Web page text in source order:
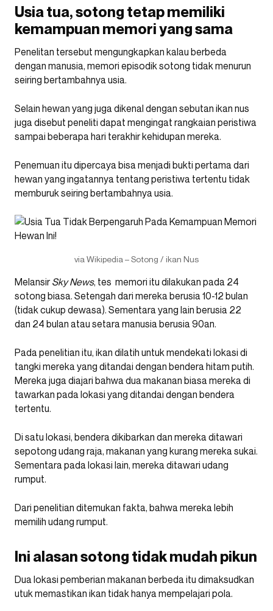
Usia tua, sotong tetap memiliki
kemampuan memori yang sama
Penelitan tersebut mengungkapkan kalau berbeda
dengan manusia, memori episodik sotong tidak menurun
seiring bertambahnya usia.
Selain hewan yang juga dikenal dengan sebutan ikan nus
juga disebut peneliti dapat mengingat rangkaian peristiwa
sampai beberapa hari terakhir kehidupan mereka.
Penemuan itu dipercaya bisa menjadi bukti pertama dari
hewan yang ingatannya tentang peristiwa tertentu tidak
memburuk seiring bertambahnya usia.
via Wikipedia – Sotong / ikan Nus
Melansir Sky News, tes memori itu dilakukan pada 24
sotong biasa. Setengah dari mereka berusia 10-12 bulan
(tidak cukup dewasa). Sementara yang lain berusia 22
dan 24 bulan atau setara manusia berusia 90an.
Pada penelitian itu, ikan dilatih untuk mendekati lokasi di
tangki mereka yang ditandai dengan bendera hitam putih.
Mereka juga diajari bahwa dua makanan biasa mereka di
tawarkan pada lokasi yang ditandai dengan bendera
tertentu.
Di satu lokasi, bendera dikibarkan dan mereka ditawari
sepotong udang raja, makanan yang kurang mereka sukai.
Sementara pada lokasi lain, mereka ditawari udang
rumput.
Dari penelitian ditemukan fakta, bahwa mereka lebih
memilih udang rumput.
Ini alasan sotong tidak mudah pikun
Dua lokasi pemberian makanan berbeda itu dimaksudkan
utuk memastikan ikan tidak hanya mempelajari pola.